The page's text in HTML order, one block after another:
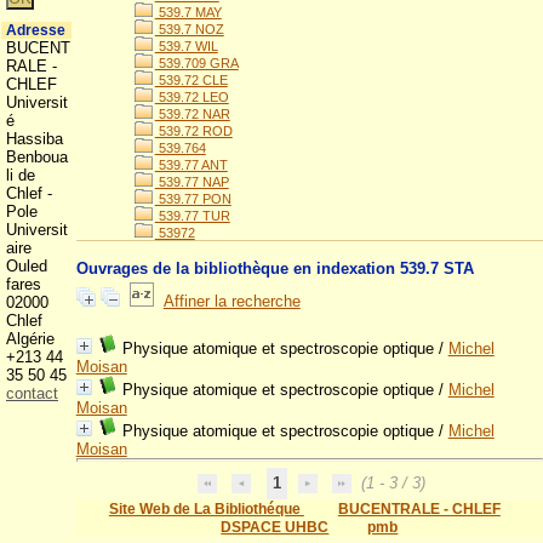
539.7 MAY
539.7 NOZ
539.7 WIL
539.709 GRA
539.72 CLE
539.72 LEO
539.72 NAR
539.72 ROD
539.764
539.77 ANT
539.77 NAP
539.77 PON
539.77 TUR
53972
Ouvrages de la bibliothèque en indexation 539.7 STA
Affiner la recherche
Physique atomique et spectroscopie optique/ Michel
Moisan
Physique atomique et spectroscopie optique/ Michel
Moisan
Physique atomique et spectroscopie optique/ Michel
Moisan
1
(1 - 3 / 3)
Site Web de La Bibliothéque
BUCENTRALE - CHLEF
DSPACE UHBC
pmb
Adresse
BUCENT
RALE -
CHLEF
Universit
é
Hassiba
Benboua
li de
Chlef -
Pole
Universit
aire
Ouled
fares
02000
Chlef
Algérie
+213 44
35 50 45
contact